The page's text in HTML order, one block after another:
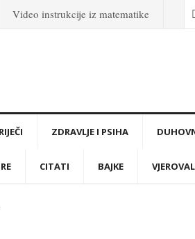
Video instrukcije iz matematike
ZDRAVLJE I PSIHA
CITATI BAJKE